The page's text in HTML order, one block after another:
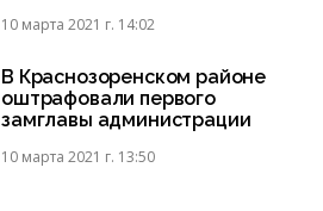
10 марта 2021 г. 14:02
В Краснозоренском районе
оштрафовали первого
замглавы администрации
10 марта 2021 г. 13:50